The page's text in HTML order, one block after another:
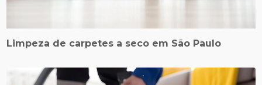
Limpeza de carpetes a seco em São Paulo